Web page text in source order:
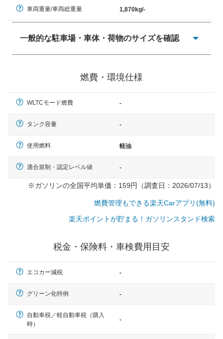
車両重量/車両総重量 1,870kg/-
一般的な駐車場・車体・荷物のサイズを確認
× 長さ 5,000mm 車路幅 5,000mmというサイズが標準値
一般的な車体のサイズの目安
燃費・環境仕様
WLTCモード燃費 -
タンク容量 -
使用燃料 軽油
適合規制・認定レベル値 -
※ガソリンの全国平均単価：159円（調査日：2026/07/13）
燃費管理もできる楽天Carアプリ(無料)
楽天ポイントが貯まる！ガソリンスタンド検索
税金・保険料・車検費用目安
エコカー減税 -
グリーン化特例 -
自動車税／軽自動車税（購入
時）
-